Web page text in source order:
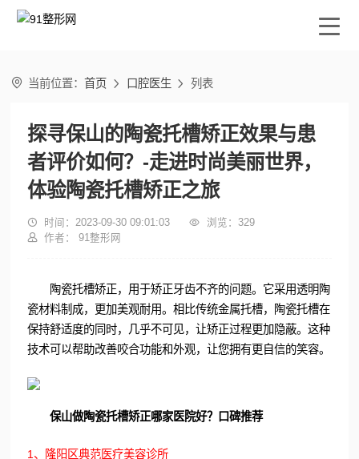
 当前位置：首页  口腔医生  列表
探寻保山的陶瓷托槽矫正效果与患
者评价如何？-走进时尚美丽世界，
体验陶瓷托槽矫正之旅
 时间：2023-09-30 09:01:03  浏览： 329
 作者： 91整形网
陶瓷托槽矫正，用于矫正牙齿不齐的问题。它采用透明陶
瓷材料制成，更加美观耐用。相比传统金属托槽，陶瓷托槽在
保持舒适度的同时，几乎不可见，让矫正过程更加隐蔽。这种
技术可以帮助改善咬合功能和外观，让您拥有更自信的笑容。
保山做陶瓷托槽矫正哪家医院好？口碑推荐
1、隆阳区典范医疗美容诊所